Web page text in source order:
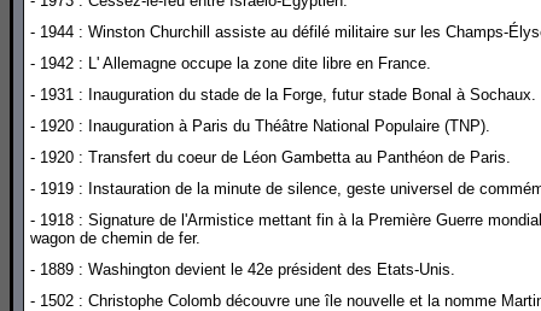
- 1944 : Winston Churchill assiste au défilé militaire sur les Champs-
- 1942 : L' Allemagne occupe la zone dite libre en France.
- 1931 : Inauguration du stade de la Forge, futur stade Bonal à Sochaux.
- 1920 : Inauguration à Paris du Théâtre National Populaire (TNP).
- 1920 : Transfert du coeur de Léon Gambetta au Panthéon de Paris.
- 1919 : Instauration de la minute de silence, geste universel de
- 1918 : Signature de l'Armistice mettant fin à la Première Guerre
wagon de chemin de fer.
- 1889 : Washington devient le 42e président des Etats-Unis.
- 1502 : Christophe Colomb découvre une île nouvelle et la nomme